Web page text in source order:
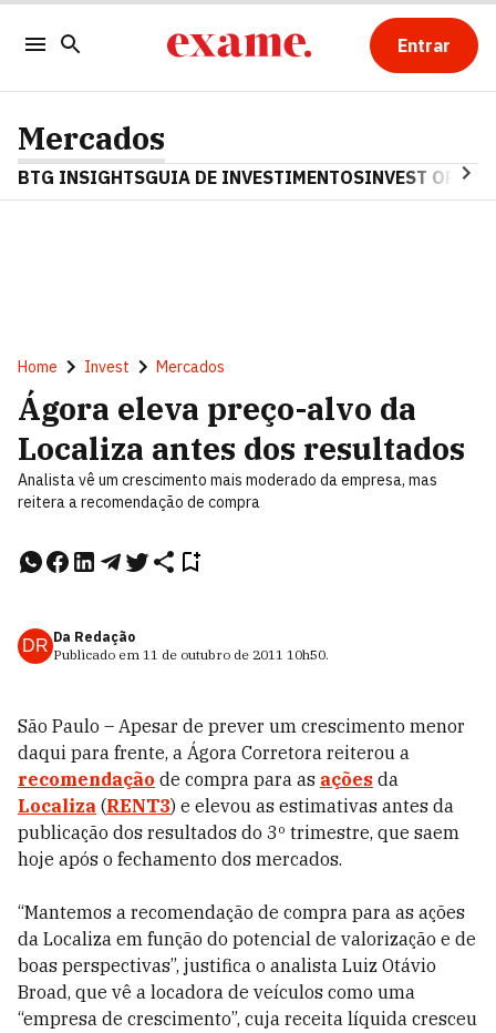
Entrar
Mercados
BTG INSIGHTSGUIA DE INVESTIMENTOSINVEST OPINA
Home Invest Mercados
Ágora eleva preço-alvo da
Localiza antes dos resultados
Analista vê um crescimento mais moderado da empresa, mas
reitera a recomendação de compra
DR Da Redação
Publicado em 11 de outubro de 2011 10h50.
São Paulo – Apesar de prever um crescimento menor
daqui para frente, a Ágora Corretora reiterou a
recomendação de compra para as ações da
Localiza (RENT3) e elevou as estimativas antes da
publicação dos resultados do 3º trimestre, que saem
hoje após o fechamento dos mercados.
“Mantemos a recomendação de compra para as ações
da Localiza em função do potencial de valorização e de
boas perspectivas”, justifica o analista Luiz Otávio
Broad, que vê a locadora de veículos como uma
“empresa de crescimento”, cuja receita líquida cresceu